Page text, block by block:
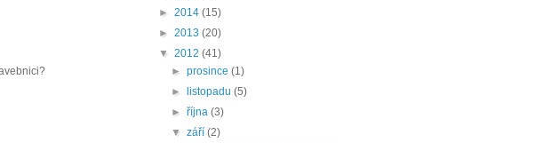
► 2014 (15)
► 2013 (20)
▼ 2012 (41)
►prosince(1)
►
listopadu(5)
►října(3)
▼září(2)